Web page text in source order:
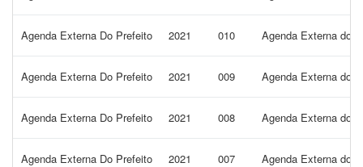
Agenda Externa Do Prefeito 2021 010 Agenda Externa do
Agenda Externa Do Prefeito 2021 009 Agenda Externa do
Agenda Externa Do Prefeito 2021 008 Agenda Externa do
Agenda Externa Do Prefeito 2021 007 Agenda Externa do